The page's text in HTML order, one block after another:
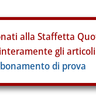
alla Staffetta
gli
di prova